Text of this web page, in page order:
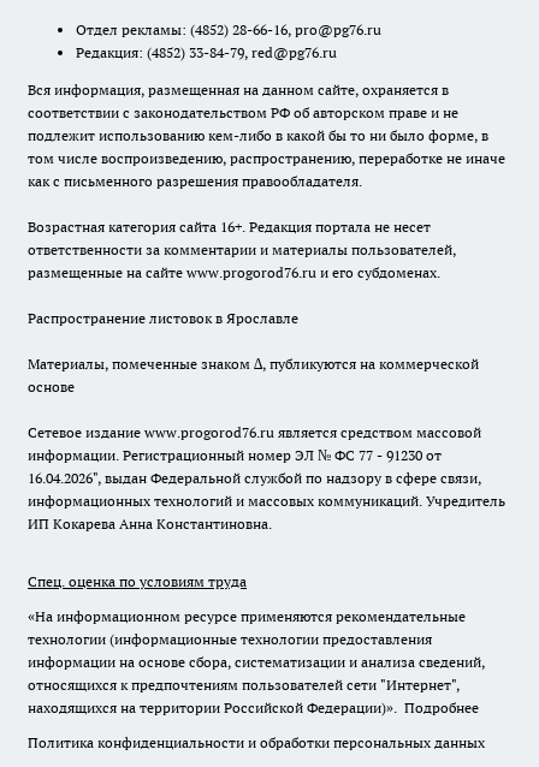
Отдел рекламы: (4852) 28-66-16, pro@pg76.ru
Редакция: (4852) 33-84-79, red@pg76.ru
Вся информация, размещенная на данном сайте, охраняется в
соответствии с законодательством РФ об авторском праве и не
подлежит использованию кем-либо в какой бы то ни было форме, в
том числе воспроизведению, распространению, переработке не иначе
как с письменного разрешения правообладателя.
Возрастная категория сайта 16+. Редакция портала не несет
ответственности за комментарии и материалы пользователей,
размещенные на сайте www.progorod76.ru и его субдоменах.
Распространение листовок в Ярославле
Материалы, помеченные знаком ∆, публикуются на коммерческой
основе
Сетевое издание www.progorod76.ru является средством массовой
информации. Регистрационный номер ЭЛ № ФС 77 - 91230 от
16.04.2026", выдан Федеральной службой по надзору в сфере связи,
информационных технологий и массовых коммуникаций. Учредитель
ИП Кокарева Анна Константиновна.
Спец. оценка по условиям труда
«На информационном ресурсе применяются рекомендательные
технологии (информационные технологии предоставления
информации на основе сбора, систематизации и анализа сведений,
относящихся к предпочтениям пользователей сети "Интернет",
находящихся на территории Российской Федерации)». Подробнее
Политика конфиденциальности и обработки персональных данных